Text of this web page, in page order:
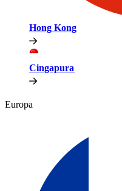
Hong Kong​​
Cingapura​​
Europa​​